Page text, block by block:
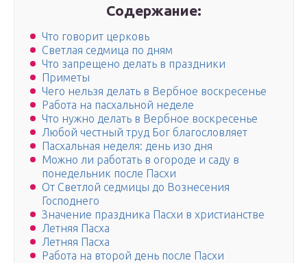
Содержание:
Что говорит церковь
Светлая седмица по дням
Что запрещено делать в праздники
Приметы
Чего нельзя делать в Вербное воскресенье
Работа на пасхальной неделе
Что нужно делать в Вербное воскресенье
Любой честный труд Бог благословляет
Пасхальная неделя: день изо дня
Можно ли работать в огороде и саду в
понедельник после Пасхи
От Светлой седмицы до Вознесения
Господнего
Значение праздника Пасхи в христианстве
Летняя Пасха
Летняя Пасха
Работа на второй день после Пасхи